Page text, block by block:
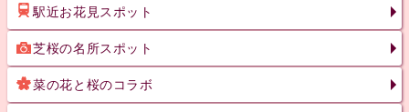
駅近お花見スポット
芝桜の名所スポット
菜の花と桜のコラボ